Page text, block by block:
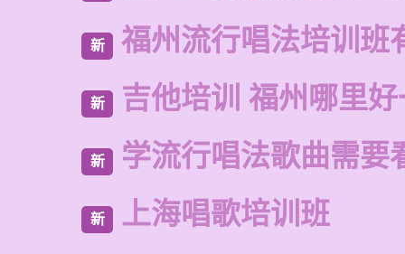
新 福州流行唱法培训班
新 吉他培训 福州哪里
新 学流行唱法歌曲需要
新 上海唱歌培训班